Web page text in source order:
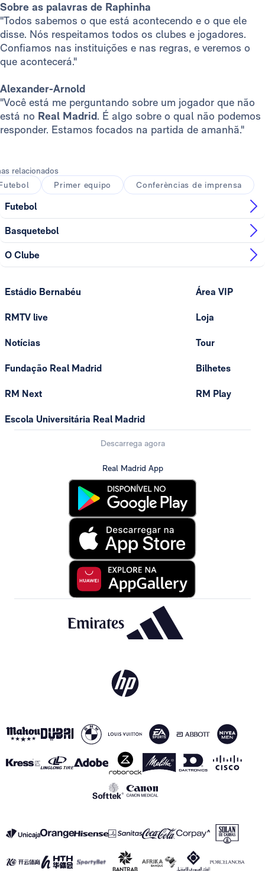
Sobre as palavras de Raphinha
"Todos sabemos o que está acontecendo e o que ele
disse. Nós respeitamos todos os clubes e jogadores.
Confiamos nas instituições e nas regras, e veremos o
que acontecerá."
Alexander-Arnold
"Você está me perguntando sobre um jogador que não
está no Real Madrid. É algo sobre o qual não podemos
responder. Estamos focados na partida de amanhã."
relacionados
Primer equipo Conferèncias de imprensa
Futebol
Basquetebol
O Clube
Estádio Bernabéu
RMTV live
Notícias
Fundação Real Madrid
RM Next
Escola Universitária Real Madrid
Área VIP
Loja
Tour
Bilhetes
RM Play
Descarrega agora
Real Madrid App